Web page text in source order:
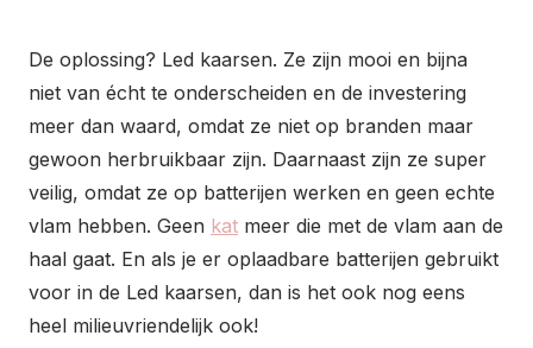
De oplossing? Led kaarsen. Ze zijn mooi en bijna
niet van écht te onderscheiden en de investering
meer dan waard, omdat ze niet op branden maar
gewoon herbruikbaar zijn. Daarnaast zijn ze super
veilig, omdat ze op batterijen werken en geen echte
vlam hebben. Geen kat meer die met de vlam aan de
haal gaat. En als je er oplaadbare batterijen gebruikt
voor in de Led kaarsen, dan is het ook nog eens
heel milieuvriendelijk ook!